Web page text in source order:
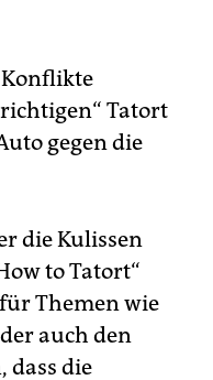
Tatort
gegen die
die Kulissen
to Tatort“
Themen wie
auch den
dass die